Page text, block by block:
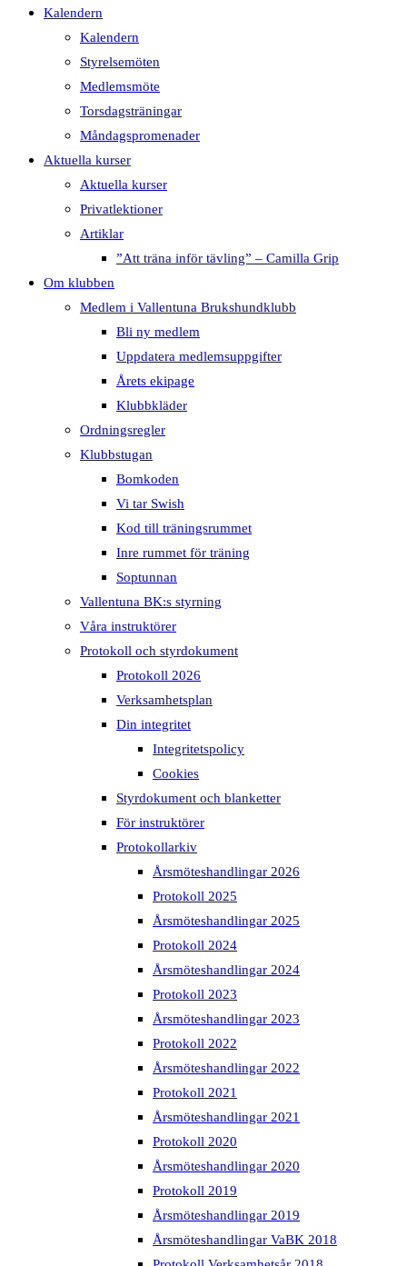
Kalendern
Kalendern
Styrelsemöten
Medlemsmöte
Torsdagsträningar
Måndagspromenader
Aktuella kurser
Aktuella kurser
Privatlektioner
Artiklar
”Att träna inför tävling” – Camilla Grip
Om klubben
Medlem i Vallentuna Brukshundklubb
Bli ny medlem
Uppdatera medlemsuppgifter
Årets ekipage
Klubbkläder
Ordningsregler
Klubbstugan
Bomkoden
Vi tar Swish
Kod till träningsrummet
Inre rummet för träning
Soptunnan
Vallentuna BK:s styrning
Våra instruktörer
Protokoll och styrdokument
Protokoll 2026
Verksamhetsplan
Din integritet
Integritetspolicy
Cookies
Styrdokument och blanketter
För instruktörer
Protokollarkiv
Årsmöteshandlingar 2026
Protokoll 2025
Årsmöteshandlingar 2025
Protokoll 2024
Årsmöteshandlingar 2024
Protokoll 2023
Årsmöteshandlingar 2023
Protokoll 2022
Årsmöteshandlingar 2022
Protokoll 2021
Årsmöteshandlingar 2021
Protokoll 2020
Årsmöteshandlingar 2020
Protokoll 2019
Årsmöteshandlingar 2019
Årsmöteshandlingar VaBK 2018